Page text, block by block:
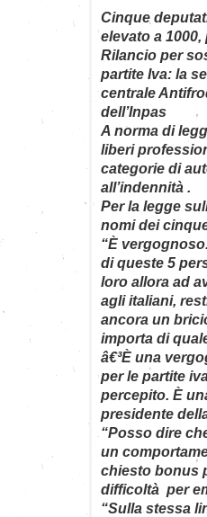
Cinque
elevato a
Rilancio per
partite Iva: la
centrale
dell’Inpas
A norma di
liberi
categorie di
all’indennità .
Per la legge
nomi dei
“È
di queste 5
loro allora ad
agli italiani,
ancora un
importa di
â€³È una
per le partite
percepito. È
presidente
“Posso dire
un
chiesto bonus
difficoltà per
“Sulla stessa